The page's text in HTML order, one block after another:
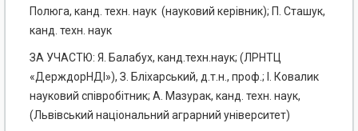
Полюга, канд. техн. наук (науковий керівник); П. Сташук,
канд. техн. наук
ЗА УЧАСТЮ: Я. Балабух, канд.техн.наук; (ЛРНТЦ
«ДерждорНДІ»), З. Бліхарський, д.т.н., проф.; І. Ковалик
науковий співробітник; А. Мазурак, канд. техн. наук,
(Львівський національний аграрний університет)